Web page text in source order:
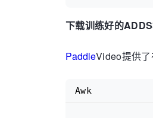
下载训练好的
PaddleVideo提供
Awk